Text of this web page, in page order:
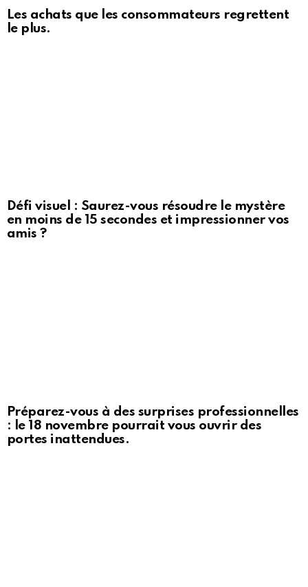
Les achats que les consommateurs regrettent
le plus.
Défi visuel : Saurez-vous résoudre le mystère
en moins de 15 secondes et impressionner vos
amis ?
Préparez-vous à des surprises professionnelles
: le 18 novembre pourrait vous ouvrir des
portes inattendues.